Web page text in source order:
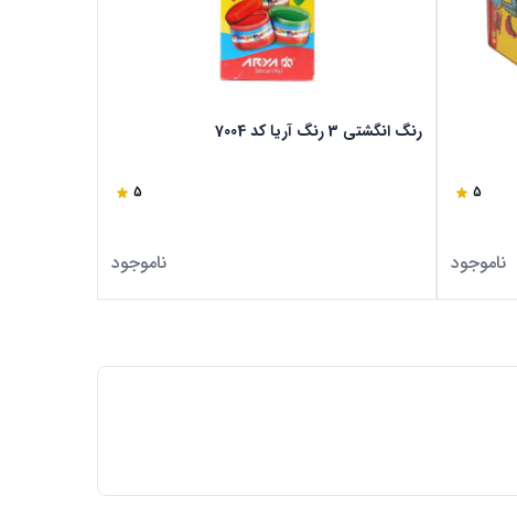
5
ناموجود
رنگ انگشتی 3 رنگ آریا کد 7004
5
ناموجود